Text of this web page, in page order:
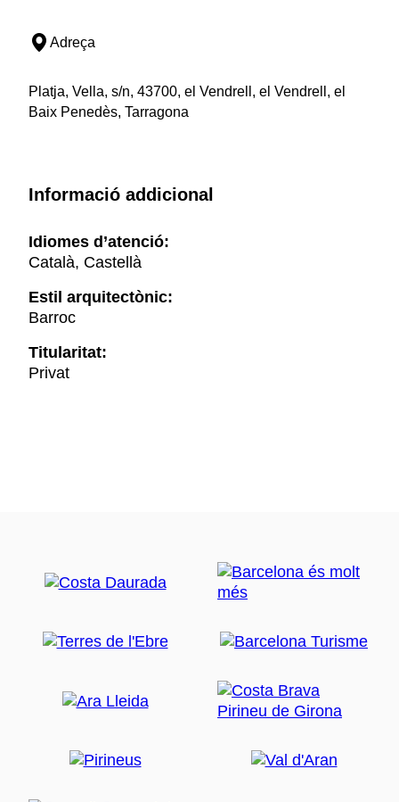
Adreça
Platja, Vella, s/n, 43700, el Vendrell, el Vendrell, el
Baix Penedès, Tarragona
Informació addicional
Idiomes d’atenció:
Català, Castellà
Estil arquitectònic:
Barroc
Titularitat:
Privat